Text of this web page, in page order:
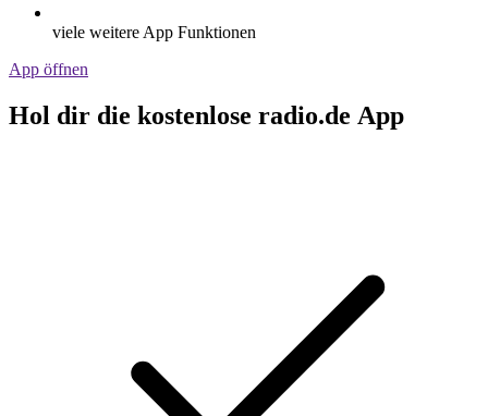
viele weitere App Funktionen
App öffnen
Hol dir die kostenlose radio.de App